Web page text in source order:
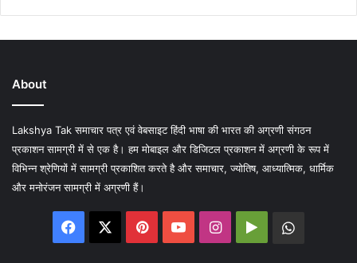
About
Lakshya Tak समाचार पत्र एवं वेबसाइट हिंदी भाषा की भारत की अग्रणी संगठन
प्रकाशन सामग्री में से एक है। हम मोबाइल और डिजिटल प्रकाशन में अग्रणी के रूप में
विभिन्न श्रेणियों में सामग्री प्रकाशित करते है और समाचार, ज्योतिष, आध्यात्मिक, धार्मिक
और मनोरंजन सामग्री में अग्रणी हैं।
Facebook PinterestYouTubeInstagram
Google